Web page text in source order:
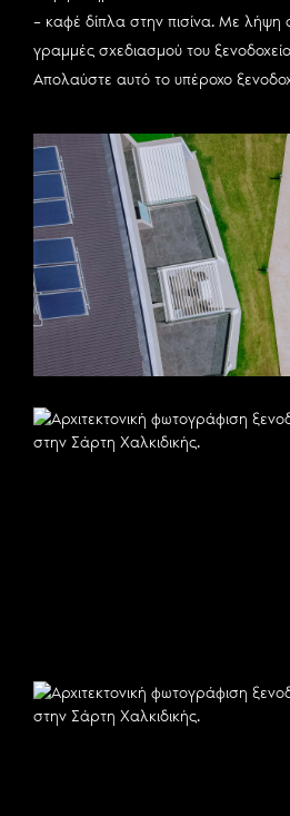
– καφέ δίπλα στην πισίνα. Με λήψη
γραμμές σχεδιασμού του
Απολαύστε αυτό το υπέροχο